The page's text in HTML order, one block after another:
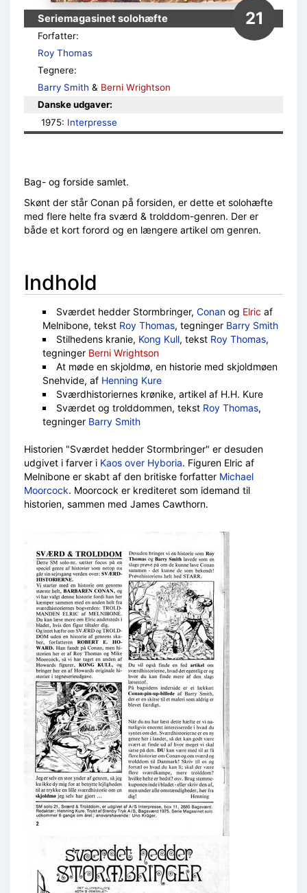
Seriemagasinet solohæfte 21
Forfatter:
Roy Thomas
Tegnere:
Barry Smith & Berni Wrightson
Danske udgaver:
1975: Interpresse
Bag- og forside samlet.
Skønt der står Conan på forsiden, er dette et solohæfte
med flere helte fra sværd & trolddom-genren. Der er
både et kort forord og en længere artikel om genren.
Indhold
Sværdet hedder Stormbringer, Conanog Elric af
Melnibone, tekst Roy Thomas, tegninger Barry Smith
Stilhedens kranie, Kong Kull, tekst Roy Thomas,
tegninger Berni Wrightson
At møde en skjoldmø, en historie med skjoldmøen
Snehvide, af Henning Kure
Sværdhistoriernes krønike, artikel af H.H. Kure
Sværdet og trolddommen, tekst Roy Thomas,
tegninger Barry Smith
Historien "Sværdet hedder Stormbringer" er desuden
udgivet i farver i Kaos over Hyboria. Figuren Elric af
Melnibone er skabt af den britiske forfatter Michael
Moorcock. Moorcock er krediteret som idemand til
historien, sammen med James Cawthorn.